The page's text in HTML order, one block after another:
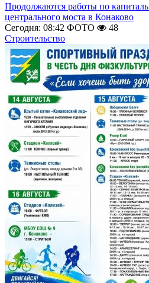
Продолжаются работы по
центрального моста в Конаково
Сегодня: 08:42 ФОТО
48
Строительство